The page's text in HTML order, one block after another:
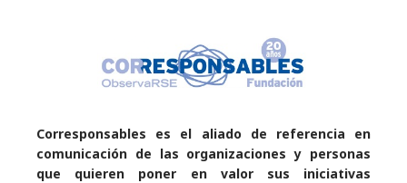
Corresponsables es el aliado de referencia en
comunicación de las organizaciones y personas
que quieren poner en valor sus iniciativas